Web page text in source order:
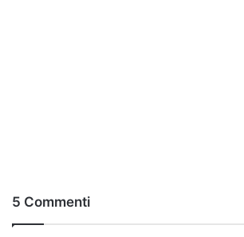
5 Commenti